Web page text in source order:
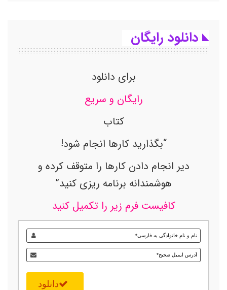
دانلود رایگان
برای دانلود
رایگان و سریع
کتاب
“بگذارید کارها انجام شود!
دیر انجام دادن کارها را متوقف کرده و
هوشمندانه برنامه ریزی کنید”
کافیست فرم زیر را تکمیل کنید
دانلود